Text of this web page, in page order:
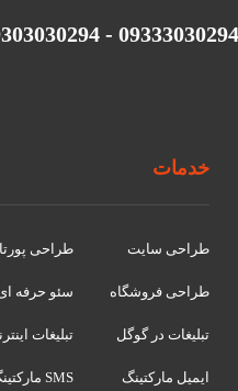
خدمات
طراحی سایت طراحی
طراحی فروشگاه سئو حرفه
تبلیغات در گوگل تبلیغات
ایمیل مارکتینگ SMS مارکتینگ